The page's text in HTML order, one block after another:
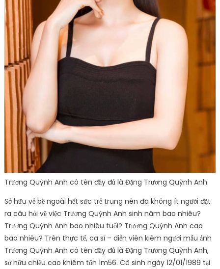
Trương Quỳnh Anh có tên đầy đủ là Đặng Trương Quỳnh Anh.
Sở hữu vẻ bề ngoài hết sức trẻ trung nên đã không ít người đặt
ra câu hỏi về việc Trương Quỳnh Anh sinh năm bao nhiêu?
Trương Quỳnh Anh bao nhiêu tuổi? Trương Quỳnh Anh cao
bao nhiêu? Trên thực tế, ca sĩ – diễn viên kiêm người mẫu ảnh
Trương Quỳnh Anh có tên đầy đủ là Đặng Trương Quỳnh Anh,
sở hữu chiều cao khiêm tốn 1m56. Cô sinh ngày 12/01/1989 tại